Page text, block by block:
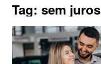
Tag: sem juros